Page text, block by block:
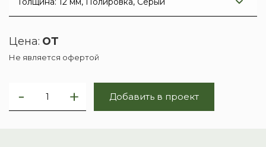
Цена: от
Не является офертой
Добавить в проект